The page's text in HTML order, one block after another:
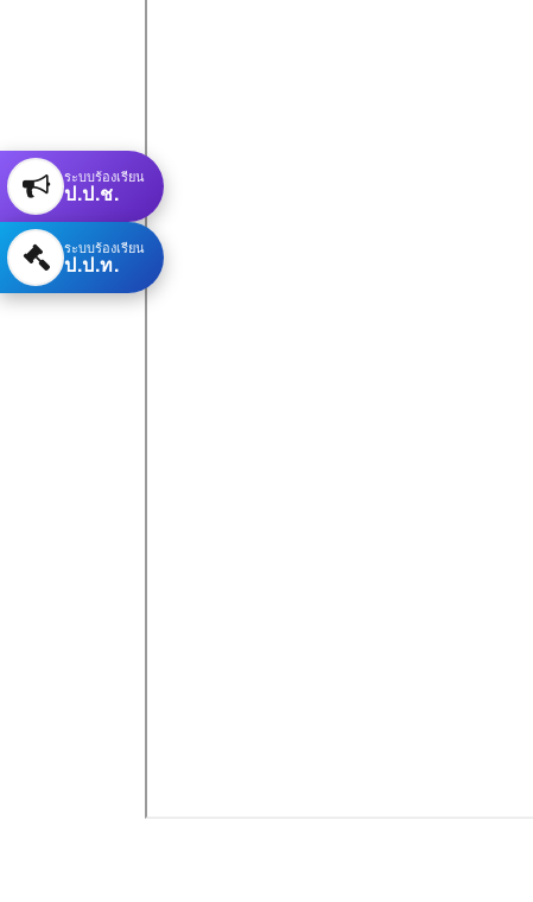
ระบบร้องเรียน
ป.ป.ช.
ระบบร้องเรียน
ป.ป.ท.